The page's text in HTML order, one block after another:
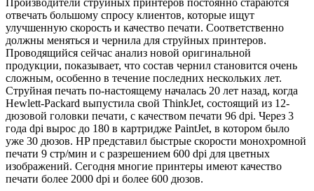
отвечать большому спросу клиентов, которые ищут
улучшенную скорость и качество печати. Соответственно
должны меняться и чернила для струйных принтеров.
Проводящийся сейчас анализ новой оригинальной
продукции, показывает, что состав чернил становится очень
сложным, особенно в течение последних нескольких лет.
Струйная печать по-настоящему началась 20 лет назад, когда
Hewlett-Packard выпустила свой ThinkJet, состоящий из 12-
дюзовой головки печати, с качеством печати 96 dpi. Через 3
года dpi вырос до 180 в картридже PaintJet, в котором было
уже 30 дюзов. HP представил быстрые скорости монохромной
печати 9 стр/мин и с разрешением 600 dpi для цветных
изображений. Сегодня многие принтеры имеют качество
печати более 2000 dpi и более 600 дюзов.